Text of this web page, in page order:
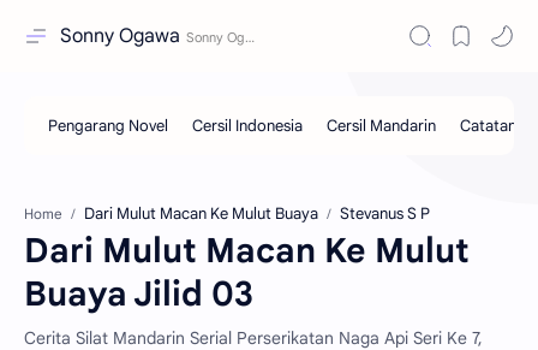
Sonny Ogawa
Home Dari Mulut Macan Ke Mulut Buaya Stevanus S P
Dari Mulut Macan Ke Mulut
Buaya Jilid 03
Cerita Silat Mandarin Serial Perserikatan Naga Api Seri Ke 7,